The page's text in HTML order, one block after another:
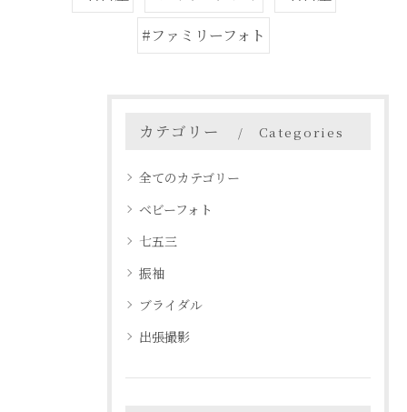
#ファミリーフォト
カテゴリー Categories
全てのカテゴリー
ベビーフォト
七五三
振袖
ブライダル
出張撮影